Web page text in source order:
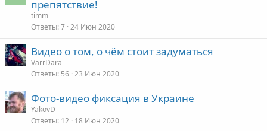
препятствие!
timm
Ответы 7 24 Июн 2020
Видео о том, о чём стоит задуматься
VarrDara
Ответы 56 23 Июн 2020
Фото-видео фиксация в Украине
YakovD
Ответы 12 18 Июн 2020